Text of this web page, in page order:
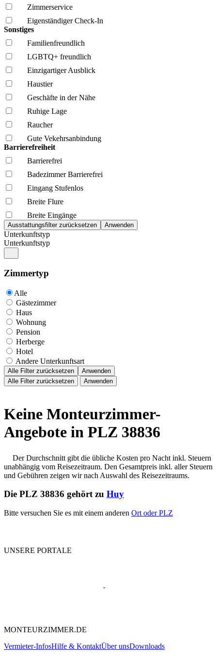
Zimmerservice
Eigenständiger Check-In
Sonstiges
Familien­freundlich
LGBTQ+ freundlich
Einzigartiger Ausblick
Haustier
Geschäfte in der Nähe
Ruhige Lage
Raucher
Gute Vekehrsanbindung
Barrierefreiheit
Barrierefrei
Badezimmer Barrierefrei
Eingang Stufenlos
Breite Flure
Breite Eingänge
Unterkunftstyp
Unterkunftstyp
Zimmertyp
Alle
Gästezimmer
Haus
Wohnung
Pension
Herberge
Hotel
Andere Unterkunftsart
Alle Filter zurücksetzen
Anwenden
Alle Filter zurücksetzen
Anwenden
Keine Monteurzimmer-
Angebote in PLZ 38836
Der Durchschnitt gibt die übliche Kosten pro Nacht inkl. Steuern
unabhängig vom Reisezeitraum. Den Gesamtpreis inkl. aller Steuern
und Gebühren zeigen wir nach Auswahl des Reisezeitraums.
Die PLZ 38836 gehört zu Huy
Bitte versuchen Sie es mit einem anderen Ort oder PLZ
UNSERE PORTALE
MONTEURZIMMER.DE
Vermieter-InfosHilfe & KontaktÜber unsDownloads